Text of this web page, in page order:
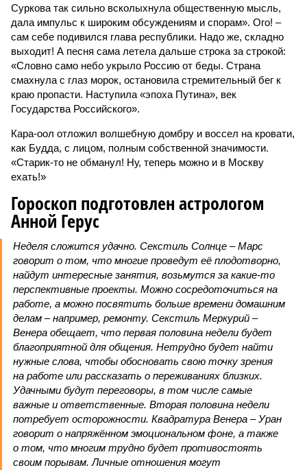
Суркова так сильно всколыхнула общественную мысль,
дала импульс к широким обсуждениям и спорам». Ого! –
сам себе подивился глава республики. Надо же, складно
выходит! А песня сама летела дальше строка за строкой:
«Словно само небо укрыло Россию от беды. Страна
смахнула с глаз морок, остановила стремительный бег к
краю пропасти. Наступила «эпоха Путина», век
Государства Российского».
Кара-оол отложил волшебную домбру и воссел на кровати,
как Будда, с лицом, полным собственной значимости.
«Старик-то не обманул! Ну, теперь можно и в Москву
ехать!»
Гороскоп подготовлен астрологом
Анной Герус
Неделя сложится удачно. Секстиль Солнце – Марс
говорит о том, что многие проведут её плодотворно,
найдут интересные занятия, возьмутся за какие-то
перспективные проекты. Можно сосредоточиться на
работе, а можно посвятить больше времени домашним
делам – например, ремонту. Секстиль Меркурий –
Венера обещает, что первая половина недели будет
благоприятной для общения. Нетрудно будет найти
нужные слова, чтобы обосновать свою точку зрения
на работе или рассказать о переживаниях близких.
Удачными будут переговоры, в том числе самые
важные и ответственные. Вторая половина недели
потребует осторожности. Квадратура Венера – Уран
говорит о напряжённом эмоциональном фоне, а также
о том, что многим трудно будет противостоять
своим порывам. Личные отношения могут